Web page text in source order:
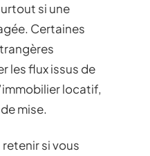
si une
Certaines
les flux issus de
locatif,
mise.
si vous